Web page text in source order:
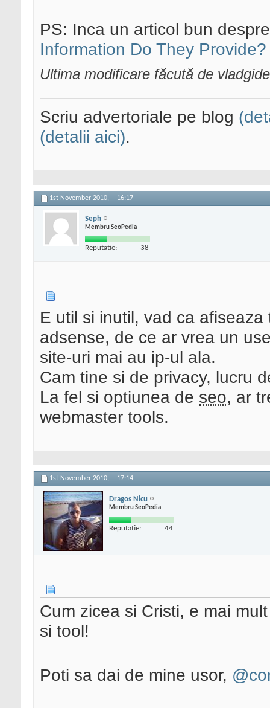
PS: Inca un articol bun
Information Do They Provide?
Ultima modificare făcută de
Scriu advertoriale pe blog
(detalii aici).
1st November 2010, 16:17
Seph
Membru SeoPedia
Reputatie: 38
E util si inutil, vad ca
adsense, de ce ar vrea un
site-uri mai au ip-ul ala.
Cam tine si de privacy, lucru
La fel si optiunea de seo, ar
webmaster tools.
1st November 2010, 17:14
Dragos Nicu
Membru SeoPedia
Reputatie: 44
Cum zicea si Cristi, e mai
si tool!
Poti sa dai de mine usor,